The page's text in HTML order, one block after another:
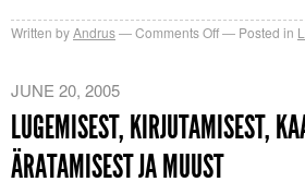
koletised
Written byAndrus Comments Offon
järele
mõtlemist
Posted in
JUNE 20, 2005
LUGEMISEST, KIRJUTAMISEST,
ÄRATAMISEST JA MUUST